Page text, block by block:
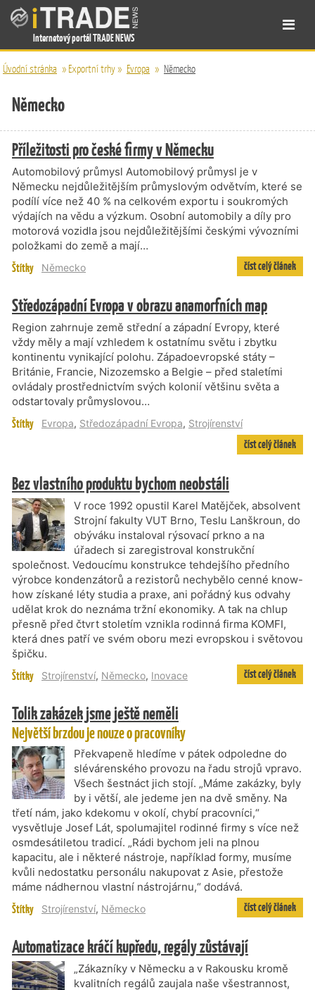
Internetový portál TRADE NEWS
Úvodní stránka » Exportní trhy» Evropa » Německo
Německo
Příležitosti pro české firmy v Německu
Automobilový průmysl Automobilový průmysl je v
Německu nejdůležitějším průmyslovým odvětvím, které se
podílí více než 40 % na celkovém exportu i soukromých
výdajích na vědu a výzkum. Osobní automobily a díly pro
motorová vozidla jsou nejdůležitějšími českými vývozními
položkami do země a mají…
Štítky Německo číst celý článek
Středozápadní Evropa v obrazu anamorfních map
Region zahrnuje země střední a západní Evropy, které
vždy měly a mají vzhledem k ostatnímu světu i zbytku
kontinentu vynikající polohu. Západoevropské státy –
Británie, Francie, Nizozemsko a Belgie – před staletími
ovládaly prostřednictvím svých kolonií většinu světa a
odstartovaly průmyslovou…
Štítky Evropa, Středozápadní Evropa, Strojírenství
číst celý článek
Bez vlastního produktu bychom neobstáli
V roce 1992 opustil Karel Matějček, absolvent
Strojní fakulty VUT Brno, Teslu Lanškroun, do
obýváku instaloval rýsovací prkno a na
úřadech si zaregistroval konstrukční
společnost. Vedoucímu konstrukce tehdejšího předního
výrobce kondenzátorů a rezistorů nechybělo cenné know-
how získané léty studia a praxe, ani pořádný kus odvahy
udělat krok do neznáma tržní ekonomiky. A tak na chlup
přesně před čtvrt stoletím vznikla rodinná firma KOMFI,
která dnes patří ve svém oboru mezi evropskou i světovou
špičku.
Štítky Strojírenství, Německo, Inovace číst celý článek
Tolik zakázek jsme ještě neměli
Největší brzdou je nouze o pracovníky
Překvapeně hledíme v pátek odpoledne do
slévárenského provozu na řadu strojů vpravo.
Všech šestnáct jich stojí. „Máme zakázky, byly
by i větší, ale jedeme jen na dvě směny. Na
třetí nám, jako kdekomu v okolí, chybí pracovníci,“
vysvětluje Josef Lát, spolumajitel rodinné firmy s více než
osmdesátiletou tradicí. „Rádi bychom jeli na plnou
kapacitu, ale i některé nástroje, například formy, musíme
kvůli nedostatku personálu nakupovat z Asie, přestože
máme nádhernou vlastní nástrojárnu,“ dodává.
Štítky Strojírenství, Německo číst celý článek
Automatizace kráčí kupředu, regály zůstávají
„Zákazníky v Německu a v Rakousku kromě
kvalitních regálů zaujala naše všestrannost,